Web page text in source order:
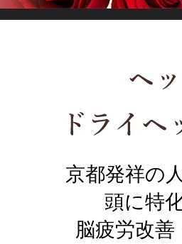
京都発祥の
頭に特
脳疲労改